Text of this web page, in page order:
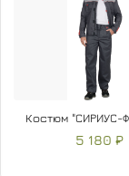
Костюм "СИРИУС-
5 180 ₽